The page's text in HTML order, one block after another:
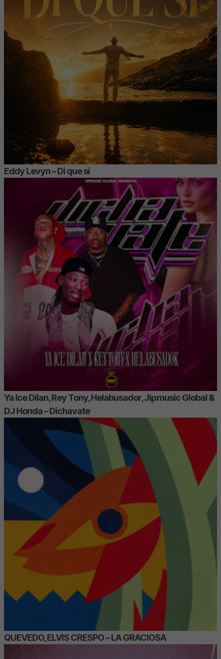
Eddy Levyn – Di que si
Ya Ice Dilan, Rey Tony, Helabusador, Jipmusic Global &
DJ Honda – Dichavate
QUEVEDO, ELVIS CRESPO – LA GRACIOSA